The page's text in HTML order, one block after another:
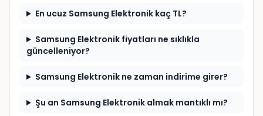
En ucuz Samsung Elektronik kaç TL?
Samsung Elektronik fiyatları ne sıklıkla
güncelleniyor?
Samsung Elektronik ne zaman indirime girer?
Şu an Samsung Elektronik almak mantıklı mı?